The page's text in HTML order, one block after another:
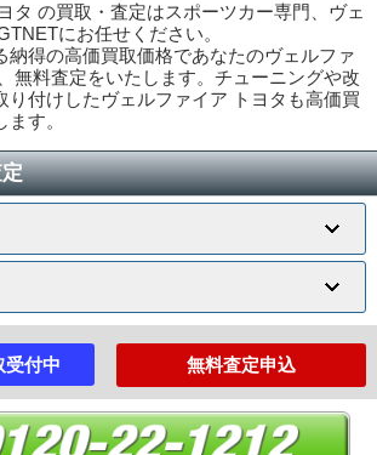
タ の買取・査定はスポーツカー専門、ヴェ
にお任せください。
納得の高価買取価格であなたのヴェルファ
無料査定をいたします。チューニングや改
り付けしたヴェルファイア トヨタも高価買
す。
受付中 無料査定申込